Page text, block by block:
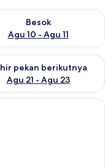
9 - Agu 10
Besok
Agu 10 - Agu 11
ketersediaan untuk
Agu 14 - Agu 16
pekan berikutnya
Agu 21 - Agu 23
ketersediaan untuk
ruang kerja ramah